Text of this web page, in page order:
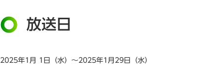
放送日
2025年1月 1日（水）～2025年1月29日（水）